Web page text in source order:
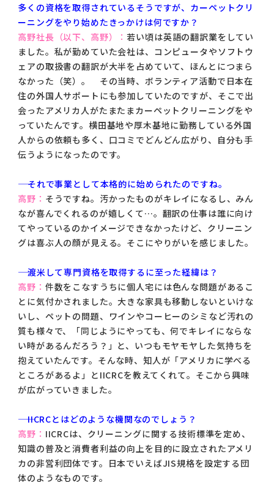
多くの資格を取得されているそうですが、カーペットクリ
ーニングをやり始めたきっかけは何ですか？
高野社長（以下、高野）：若い頃は英語の翻訳業をしてい
ました。私が勤めていた会社は、コンピュータやソフトウ
ェアの取扱書の翻訳が大半を占めていて、ほんとにつまら
なかった（笑）。 その当時、ボランティア活動で日本在
住の外国人サポートにも参加していたのですが、そこで出
会ったアメリカ人がたまたまカーペットクリーニングをや
っていたんです。横田基地や厚木基地に勤務している外国
人からの依頼も多く、口コミでどんどん広がり、自分も手
伝うようになったのです。
―― それで事業として本格的に始められたのですね。
高野： そうですね。汚かったものがキレイになるし、みん
なが喜んでくれるのが嬉しくて…。翻訳の仕事は誰に向け
てやっているのかイメージできなかったけど、クリーニン
グは喜ぶ人の顔が見える。そこにやりがいを感じました。
―― 渡米して専門資格を取得するに至った経緯は？
高野： 件数をこなすうちに個人宅には色んな問題があるこ
とに気付かされました。大きな家具も移動しないといけな
いし、ペットの問題、ワインやコーヒーのシミなど汚れの
質も様々で、「同じようにやっても、何でキレイにならな
い時があるんだろう？」と、いつもモヤモヤした気持ちを
抱えていたんです。そんな時、知人が「アメリカに学べる
ところがあるよ」とIICRCを教えてくれて。そこから興味
が広がっていきました。
―― IICRCとはどのような機関なのでしょう？
高野： IICRCは、クリーニングに関する技術標準を定め、
知識の普及と消費者利益の向上を目的に設立されたアメリ
カの非営利団体です。日本でいえばJIS規格を設定する団
体のようなものです。